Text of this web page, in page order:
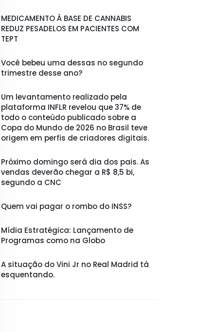
MEDICAMENTO À BASE DE CANNABIS
REDUZ PESADELOS EM PACIENTES COM
TEPT
Você bebeu uma dessas no segundo
trimestre desse ano?
Um levantamento realizado pela
plataforma INFLR revelou que 37% de
todo o conteúdo publicado sobre a
Copa do Mundo de 2026 no Brasil teve
origem em perfis de criadores digitais.
Próximo domingo será dia dos pais. As
vendas deverão chegar a R$ 8,5 bi,
segundo a CNC
Quem vai pagar o rombo do INSS?
Mídia Estratégica: Lançamento de
Programas como na Globo
A situação do Vini Jr no Real Madrid tá
esquentando.